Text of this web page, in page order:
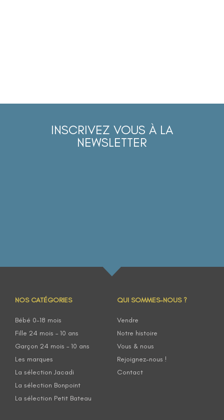
INSCRIVEZ VOUS À LA
NEWSLETTER
NOS CATÉGORIES
Bébé 0-18 mois
Fille 24 mois – 10 ans
Garçon 24 mois – 10 ans
Les marques
La sélection Jacadi
La sélection Bonpoint
La sélection Petit Bateau
QUI SOMMES-NOUS ?
Vendre
Notre histoire
Vous & nous
Rejoignez-nous !
Contact